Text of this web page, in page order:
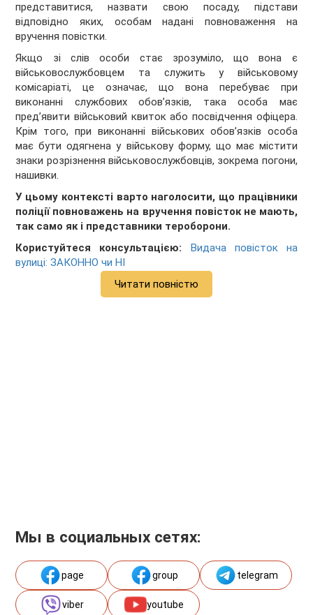
представитися, назвати свою посаду, підстави
відповідно яких, особам надані повноваження на
вручення повістки.
Якщо зі слів особи стає зрозуміло, що вона є
військовослужбовцем та служить у військовому
комісаріаті, це означає, що вона перебуває при
виконанні службових обов’язків, така особа має
пред’явити військовий квиток або посвідчення офіцера.
Крім того, при виконанні військових обов’язків особа
має бути одягнена у військову форму, що має містити
знаки розрізнення військовослужбовців, зокрема погони,
нашивки.
У цьому контексті варто наголосити, що працівники
поліції повноважень на вручення повісток не мають,
так само як і представники тероборони.
Користуйтеся консультацією: Видача повісток на
вулиці: ЗАКОННО чи НІ
Читати повністю
Мы в социальных сетях:
page group telegram
viber youtube